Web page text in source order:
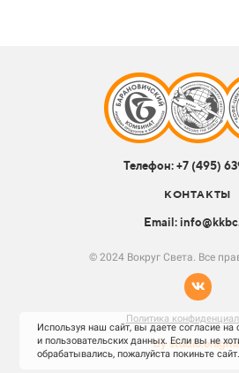
Телефон: +7 (495)
КОНТАКТЫ
Email:
© 2024 Вокруг Света. Все
Политика
by
Используя наш сайт, вы даете согласие на
и пользовательских данных. Если вы не
обрабатывались, пожалуйста покиньте сайт.